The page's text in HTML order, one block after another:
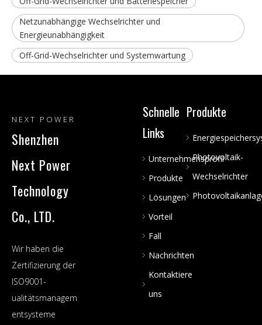
Netzunabhängige Wechselrichter und
Energieunabhängigkeit
Off-Grid-Wechselrichter und Systemwartung
NEXT POWER
Shenzhen
Next Power
Technology
Co., LTD.
Wir haben die
Zertifizierung der
ISO9001-
ualitätsmanagem
entsysteme
Schnelle
Links
Unternehmensprofil
Produkte
Lösungen
Vorteil
Fall
Nachrichten
Kontaktiere
uns
Produkte
Photovoltaik-
Wechselrichter